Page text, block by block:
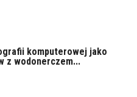
komputerowej jako
z wodonerczem...